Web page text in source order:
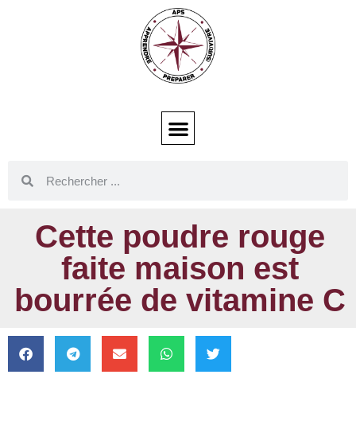
Cette poudre rouge
faite maison est
bourrée de vitamine C